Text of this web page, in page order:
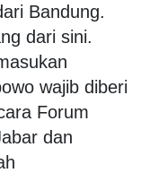
Bandung.
dari sini.
wajib diberi
Forum
dan